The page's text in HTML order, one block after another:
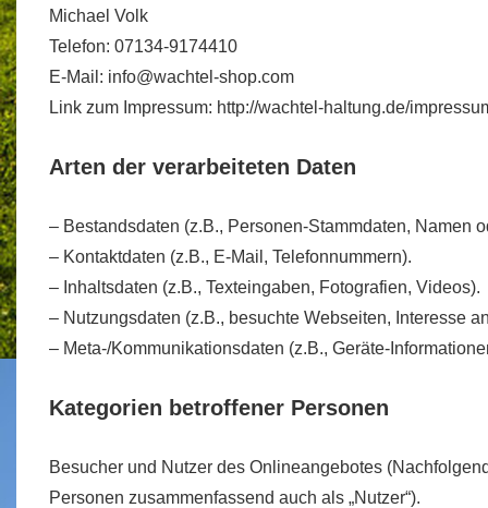
Michael Volk
Telefon: 07134-9174410
E-Mail: info@wachtel-shop.com
Link zum Impressum: http://wachtel-haltung.de/
Arten der verarbeiteten Daten
– Bestandsdaten (z.B., Personen-Stammdaten, Namen
– Kontaktdaten (z.B., E-Mail, Telefonnummern).
– Inhaltsdaten (z.B., Texteingaben, Fotografien, Videos).
– Nutzungsdaten (z.B., besuchte Webseiten, Interesse
– Meta-/Kommunikationsdaten (z.B., Geräte-
Kategorien betroffener Personen
Besucher und Nutzer des Onlineangebotes
Personen zusammenfassend auch als „Nutzer“).